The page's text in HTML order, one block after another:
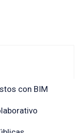
con BIM